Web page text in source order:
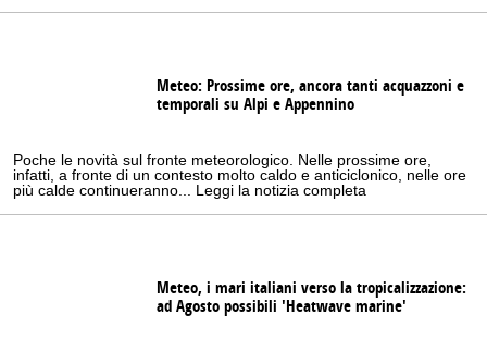
Meteo: Prossime ore, ancora tanti acquazzoni e
temporali su Alpi e Appennino
Poche le novità sul fronte meteorologico. Nelle prossime ore,
infatti, a fronte di un contesto molto caldo e anticiclonico, nelle ore
più calde continueranno... Leggi la notizia completa
Meteo, i mari italiani verso la tropicalizzazione:
ad Agosto possibili 'Heatwave marine'